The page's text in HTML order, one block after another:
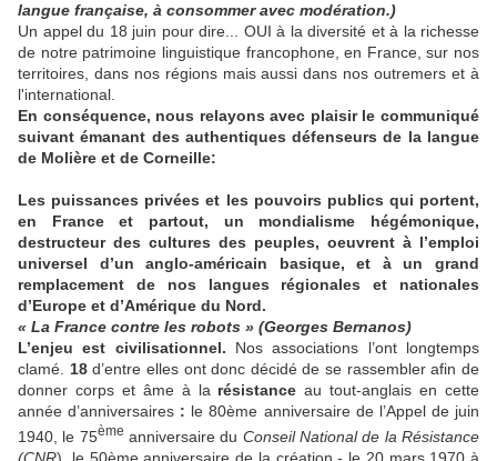
langue française, à consommer avec modération.)
Un appel du 18 juin pour dire... OUI à la diversité et à la richesse
de notre patrimoine linguistique francophone, en France, sur nos
territoires, dans nos régions mais aussi dans nos outremers et à
l'international.
En conséquence, nous relayons avec plaisir le communiqué
suivant émanant des authentiques défenseurs de la langue
de Molière et de Corneille:
Les puissances privées et les pouvoirs publics qui portent,
en France et partout, un mondialisme hégémonique,
destructeur des cultures des peuples, oeuvrent à l’emploi
universel d’un anglo-américain basique, et à un grand
remplacement de nos langues régionales et nationales
d’Europe et d’Amérique du Nord.
« La France contre les robots » (Georges Bernanos)
L’enjeu est civilisationnel.
Nos associations l’ont longtemps
clamé. 18d’entre elles ont donc décidé de se rassembler afin de
donner corps et âme à la résistance au tout-anglais en cette
année d’anniversaires : le 80ème anniversaire de l’Appel de juin
1940, le 75ème anniversaire du Conseil National de la Résistance